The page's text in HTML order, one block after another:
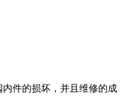
件的损坏，并且维修的成